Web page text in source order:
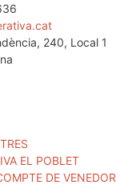
240, Local 1
EL POBLET
DE VENEDOR